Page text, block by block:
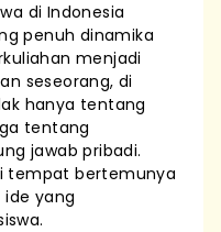
di Indonesia
penuh dinamika
menjadi
seseorang, di
hanya tentang
tentang
jawab pribadi.
tempat bertemunya
yang